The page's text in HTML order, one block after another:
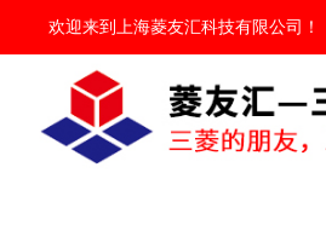
欢迎来到 上海菱友汇科技有限公司 ！